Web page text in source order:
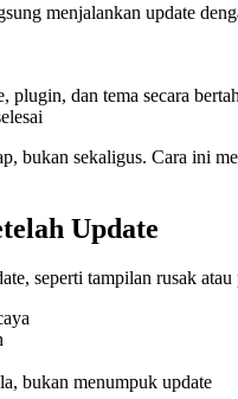
menjalankan update
plugin, dan tema secara
bukan sekaligus. Cara ini
Update
seperti tampilan rusak
bukan menumpuk update